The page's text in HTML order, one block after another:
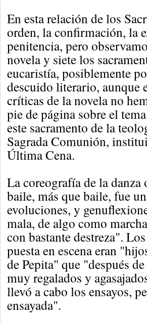
En esta relación de los
orden, la confirmación, la
penitencia, pero
novela y siete los
eucaristía, posiblemente
descuido literario, aunque
críticas de la novela no
pie de página sobre el
este sacramento de la
Sagrada Comunión,
Última Cena.
La coreografía de la
baile, más que baile, fue
evoluciones, y
mala, de algo como
con bastante destreza".
puesta en escena eran
de Pepita" que "después
muy regalados y
llevó a cabo los ensayos,
ensayada".